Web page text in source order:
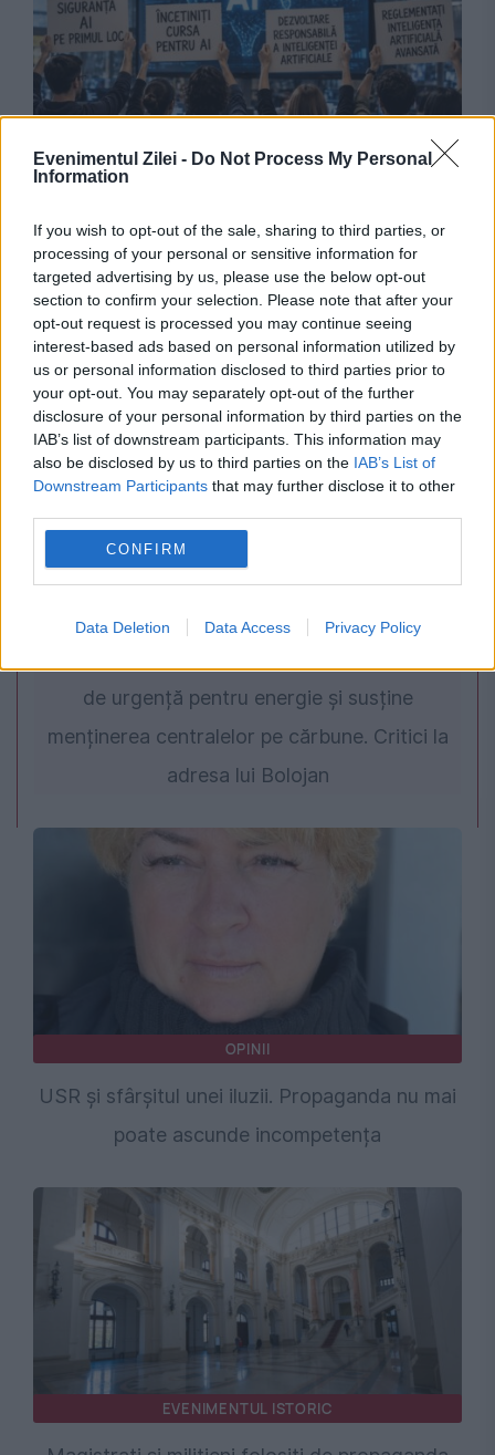
Evenimentul Zilei - Do Not Process My Personal
Information
If you wish to opt-out of the sale, sharing to third parties, or
processing of your personal or sensitive information for
targeted advertising by us, please use the below opt-out
section to confirm your selection. Please note that after your
opt-out request is processed you may continue seeing
interest-based ads based on personal information utilized by
us or personal information disclosed to third parties prior to
your opt-out. You may separately opt-out of the further
disclosure of your personal information by third parties on the
IAB’s list of downstream participants. This information may
also be disclosed by us to third parties on the IAB’s List of
Downstream Participants that may further disclose it to other
CONFIRM
Data Deletion Data Access Privacy Policy
Limitarea dezvoltării inteligenței artficiale,
cerută de peste 1.100 de angajați. Apelul vine
chiar din interiorul industriei. Apelul vine chiar
din interiorul industriei
de urgență pentru energie și susține
menținerea centralelor pe cărbune. Critici la
adresa lui Bolojan
OPINII
USR și sfârșitul unei iluzii. Propaganda nu mai
poate ascunde incompetența
EVENIMENTUL ISTORIC